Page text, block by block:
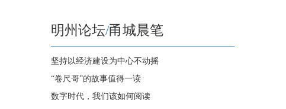
明州论坛/甬城晨笔
坚持以经济建设为中心不动摇
“卷尺哥”的故事值得一读
数字时代，我们该如何阅读